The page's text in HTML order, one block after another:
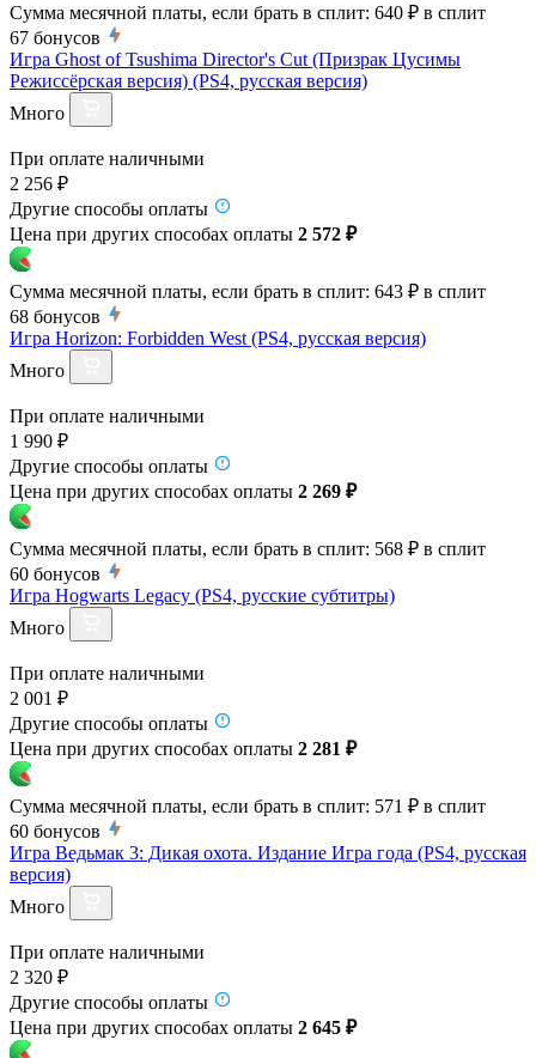
Сумма месячной платы, если брать в сплит: 640 ₽ в сплит
67 бонусов
Игра Ghost of Tsushima Director's Cut (Призрак Цусимы
Режиссёрская версия) (PS4, русская версия)
Много
При оплате наличными
2 256 ₽
Другие способы оплаты
Цена при других способах оплаты 2 572 ₽
Сумма месячной платы, если брать в сплит: 643 ₽ в сплит
68 бонусов
Игра Horizon: Forbidden West (PS4, русская версия)
Много
При оплате наличными
1 990 ₽
Другие способы оплаты
Цена при других способах оплаты 2 269 ₽
Сумма месячной платы, если брать в сплит: 568 ₽ в сплит
60 бонусов
Игра Hogwarts Legacy (PS4, русские субтитры)
Много
При оплате наличными
2 001 ₽
Другие способы оплаты
Цена при других способах оплаты 2 281 ₽
Сумма месячной платы, если брать в сплит: 571 ₽ в сплит
60 бонусов
Игра Ведьмак 3: Дикая охота. Издание Игра года (PS4, русская
версия)
Много
При оплате наличными
2 320 ₽
Другие способы оплаты
Цена при других способах оплаты 2 645 ₽